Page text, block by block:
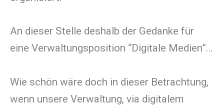
An dieser Stelle deshalb der Gedanke für
eine Verwaltungsposition “Digitale Medien”…
Wie schön wäre doch in dieser Betrachtung,
wenn unsere Verwaltung, via digitalem